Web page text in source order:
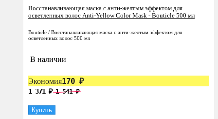
Восстанавливающая маска с анти-желтым эффектом для
осветленных волос Anti-Yellow Color Mask - Bouticle 500 мл
Bouticle / Восстанавливающая маска с анти-желтым эффектом для
осветленных волос 500 мл
В наличии
Экономия170 ₽
1 371 ₽ 1 541₽
Купить